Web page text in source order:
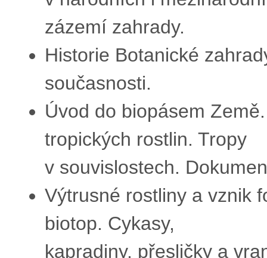
zázemí zahrady.
Historie Botanické
současnosti.
Úvod do biopásem
tropických rostlin. Tropy
v souvislostech.
Výtrusné rostliny a vznik
biotop. Cykasy,
kapradiny, přesličky a